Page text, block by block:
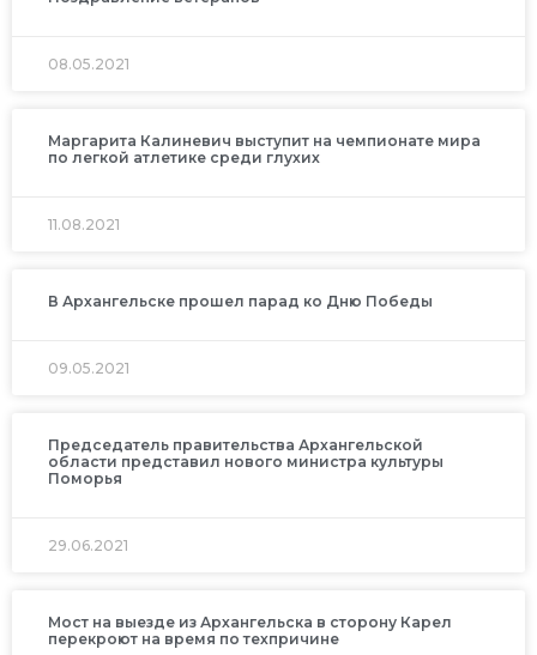
08.05.2021
Маргарита Калиневич выступит на чемпионате мира
по легкой атлетике среди глухих
11.08.2021
В Архангельске прошел парад ко Дню Победы
09.05.2021
Председатель правительства Архангельской
области представил нового министра культуры
Поморья
29.06.2021
Мост на выезде из Архангельска в сторону Карел
перекроют на время по техпричине